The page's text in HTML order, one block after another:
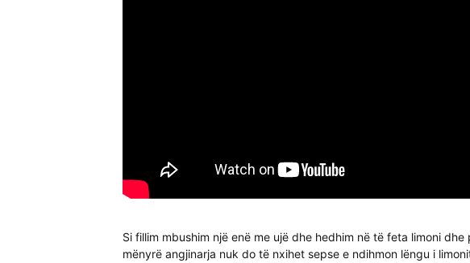
Si fillim mbushim një enë me ujë dhe hedhim në të feta limoni
mënyrë angjinarja nuk do të nxihet sepse e ndihmon lëngu i